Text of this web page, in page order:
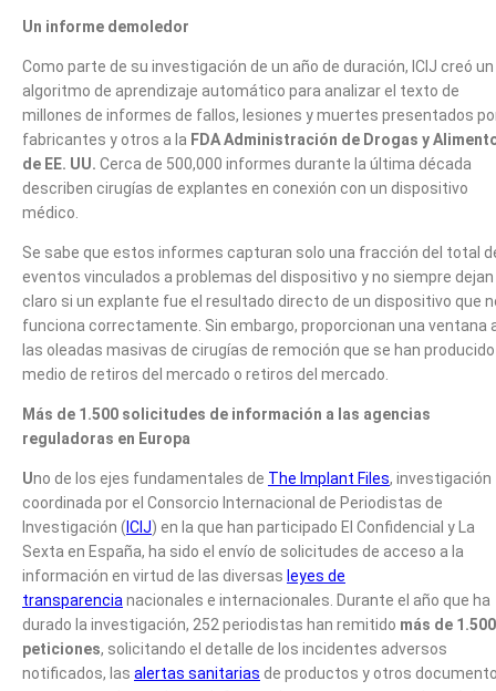
Un informe demoledor
Como parte de su investigación de un año de duración, ICIJ creó un
algoritmo de aprendizaje automático para analizar el texto de
millones de informes de fallos, lesiones y muertes presentados
fabricantes y otros a la FDA Administración de Drogas y
de EE. UU. Cerca de 500,000 informes durante la última década
describen cirugías de explantes en conexión con un dispositivo
médico.
Se sabe que estos informes capturan solo una fracción del total
eventos vinculados a problemas del dispositivo y no siempre dejan
claro si un explante fue el resultado directo de un dispositivo que
funciona correctamente. Sin embargo, proporcionan una ventana
las oleadas masivas de cirugías de remoción que se han
medio de retiros del mercado o retiros del mercado.
Más de 1.500 solicitudes de información a las agencias
reguladoras en Europa
Uno de los ejes fundamentales de The Implant Files, investigación
coordinada por el Consorcio Internacional de Periodistas de
Investigación ( ICIJ) en la que han participado El Confidencial y La
Sexta en España, ha sido el envío de solicitudes de acceso a la
información en virtud de las diversas leyes de
transparencia nacionales e internacionales. Durante el año que ha
durado la investigación, 252 periodistas han remitido más de 1.500
peticiones, solicitando el detalle de los incidentes adversos
notificados, las alertas sanitarias de productos y otros